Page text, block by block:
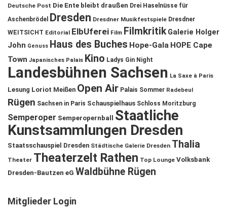
Deutsche Post Die Ente bleibt draußen Drei Haselnüsse für
Aschenbrödel
Dresden Dresdner Musikfestspiele Dresdner
WEITSICHT Editorial ElbUferei Film Filmkritik Galerie Holger
John Genuss Haus des Buches Hope-Gala HOPE Cape
Town Japanisches Palais Kino Ladys Gin Night
Landesbühnen Sachsen La Saxe à Paris
Lesung Loriot Meißen Open Air Palais Sommer Radebeul
Rügen Sachsen in Paris Schauspielhaus Schloss Moritzburg
Semperoper Semperopernball
Staatliche
Kunstsammlungen Dresden
Staatsschauspiel Dresden Städtische Galerie Dresden Thalia
Theater Theaterzelt Rathen Top Lounge Volksbank
Dresden-Bautzen eG Waldbühne Rügen
Mitglieder Login